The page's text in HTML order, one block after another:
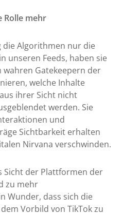
Rolle mehr
die Algorithmen nur die
unseren Feeds, haben sie
Gatekeepern der
welche Inhalte
ihrer Sicht nicht
werden. Sie
und
Sichtbarkeit erhalten
Nirvana verschwinden.
Sicht der Plattformen der
zu mehr
Wunder, dass sich die
Vorbild von TikTok zu